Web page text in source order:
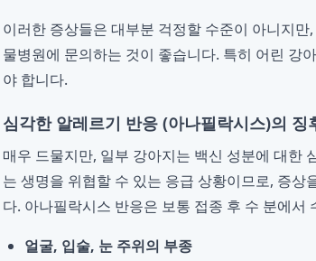
이러한 증상들은 대부분 걱정할 수준이 아니지
물병원에 문의하는 것이 좋습니다. 특히 어린 강
야 합니다.
심각한 알레르기 반응 (아나필락시스)의 징
매우 드물지만, 일부 강아지는 백신 성분에 대한
는 생명을 위협할 수 있는 응급 상황이므로, 증
다. 아나필락시스 반응은 보통 접종 후 수 분에서
얼굴, 입술, 눈 주위의 부종